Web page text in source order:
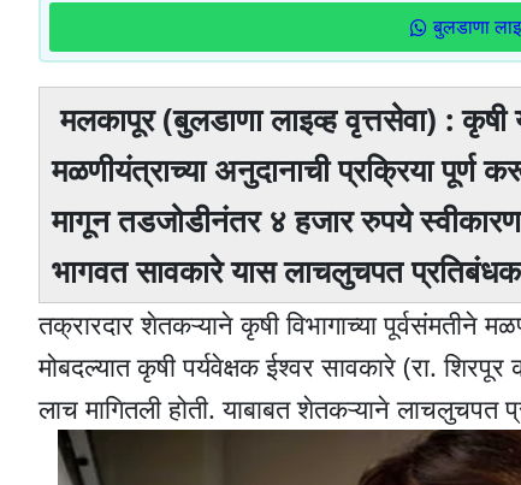
बुलडाणा
मलकापूर (बुलडाणा लाइव्ह वृत्तसेवा) :
मळणीयंत्राच्या अनुदानाची प्रक्रिया पूर्ण
मागून तडजोडीनंतर ४ हजार रुपये
भागवत सावकारे यास लाचलुचपत
तक्रारदार शेतकऱ्याने कृषी विभागाच्या पूर्वसंमतीने
मोबदल्यात कृषी पर्यवेक्षक ईश्वर सावकारे (रा.
लाच मागितली होती. याबाबत शेतकऱ्याने